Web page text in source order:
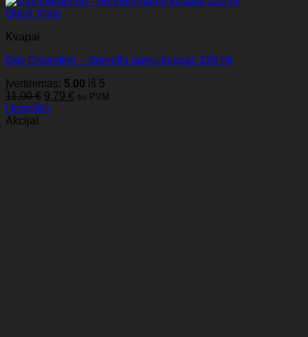
Quick View
Kvapai
Day Dreaming – Sorvella namų kvapas 120 ml
Įvertinimas: 5.00 iš 5
11,00€ Original
price
9,79 € Current
su PVM
Į krepšelį
Akcija!